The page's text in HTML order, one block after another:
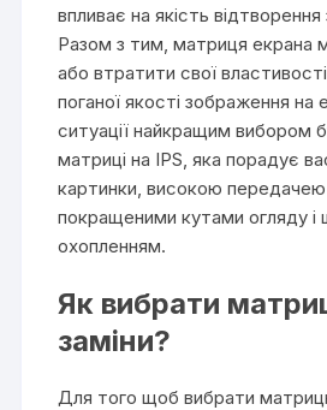
впливає на якість
Разом з тим, матриця екрана
або втратити свої
поганої якості зображення на
ситуації найкращим вибором
матриці на IPS, яка порадує
картинки, високою
покращеними кутами огляду і
охопленням.
Як вибрати
заміни?
Для того щоб вибрати